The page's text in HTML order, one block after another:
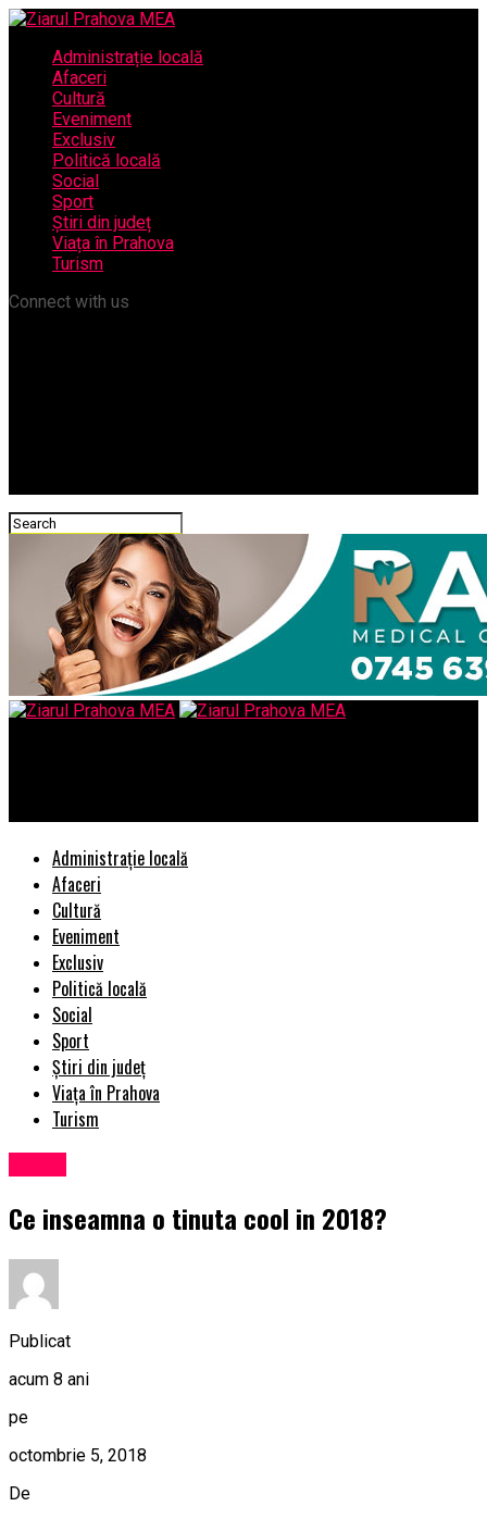
Administrație locală
Afaceri
Cultură
Eveniment
Exclusiv
Politică locală
Social
Sport
Știri din județ
Viața în Prahova
Turism
Connect with us
Administrație locală
Afaceri
Cultură
Eveniment
Exclusiv
Politică locală
Social
Sport
Știri din județ
Viața în Prahova
Turism
Ce inseamna o tinuta cool in 2018?
Publicat
acum 8 ani
pe
octombrie 5, 2018
De